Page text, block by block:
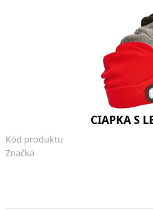
CIAPKA S
Značka
Kód produktu